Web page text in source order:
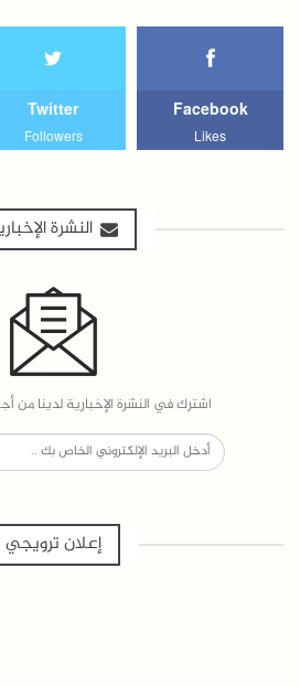
Facebook
Likes
Twitter
Followers
النشرة
اشترك في النشرة الإخبارية لدينا من
إعلان ترويجي